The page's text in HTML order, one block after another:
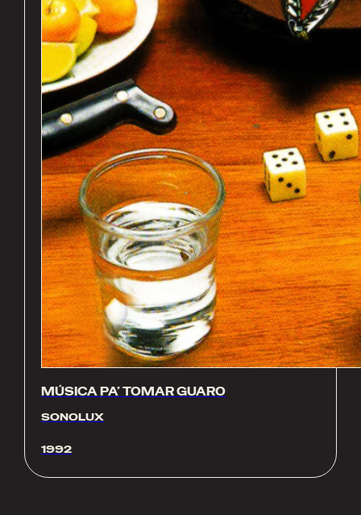
MÚSICA PA’ TOMAR GUARO
SONOLUX
1992